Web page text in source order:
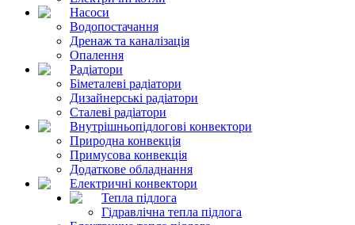
Насоси
Водопостачання
Дренаж та каналізація
Опалення
Радіатори
Біметалеві радіатори
Дизайнерські радіатори
Сталеві радіатори
Внутрішньопідлогові конвектори
Природна конвекція
Примусова конвекція
Додаткове обладнання
Електричні конвектори
Тепла підлога
Гідравлічна тепла підлога